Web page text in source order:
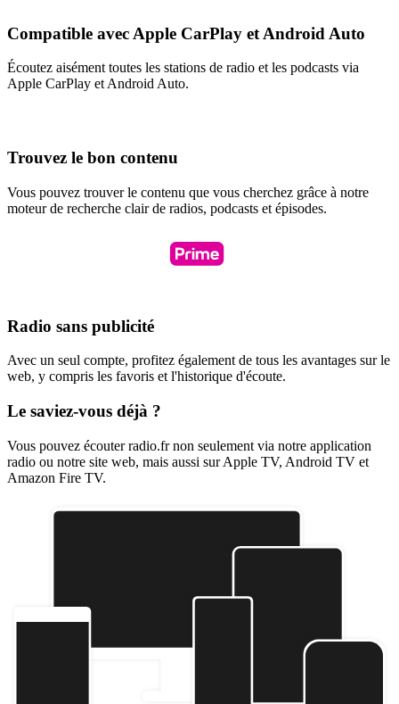
Compatible avec Apple CarPlay et Android Auto
Écoutez aisément toutes les stations de radio et les podcasts via
Apple CarPlay et Android Auto.
Trouvez le bon contenu
Vous pouvez trouver le contenu que vous cherchez grâce à notre
moteur de recherche clair de radios, podcasts et épisodes.
Radio sans publicité
Avec un seul compte, profitez également de tous les avantages sur le
web, y compris les favoris et l'historique d'écoute.
Le saviez-vous déjà ?
Vous pouvez écouter radio.fr non seulement via notre application
radio ou notre site web, mais aussi sur Apple TV, Android TV et
Amazon Fire TV.